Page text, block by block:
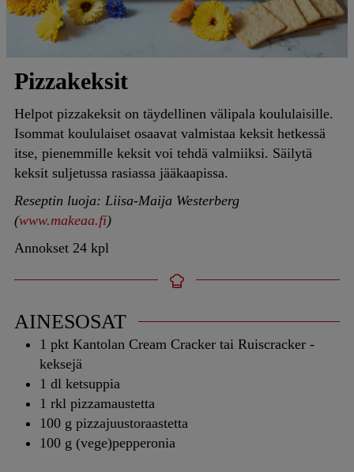
Pizzakeksit
Helpot pizzakeksit on täydellinen välipala koululaisille.
Isommat koululaiset osaavat valmistaa keksit hetkessä
itse, pienemmille keksit voi tehdä valmiiksi. Säilytä
keksit suljetussa rasiassa jääkaapissa.
Reseptin luoja: Liisa-Maija Westerberg
(www.makeaa.fi)
Annokset 24 kpl
AINESOSAT
1 pkt Kantolan Cream Cracker tai Ruiscracker -
keksejä
1 dl ketsuppia
1 rkl pizzamaustetta
100 g pizzajuustoraastetta
100 g (vege)pepperonia